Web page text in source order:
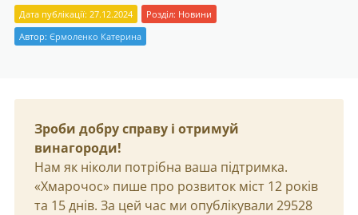
Дата публікації: 27.12.2024 Розділ: Новини
Автор: Єрмоленко Катерина
Зроби добру справу і отримуй
винагороди!
Нам як ніколи потрібна ваша підтримка.
«Хмарочос» пише про розвиток міст 12 років
та 15 днів. За цей час ми опублікували 29528